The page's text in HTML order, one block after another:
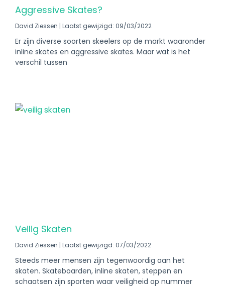
Aggressive Skates?
David Ziessen Laatst gewijzigd: 09/03/2022
Er zijn diverse soorten skeelers op de markt waaronder
inline skates en aggressive skates. Maar wat is het
verschil tussen
Veilig Skaten
David Ziessen Laatst gewijzigd: 07/03/2022
Steeds meer mensen zijn tegenwoordig aan het
skaten. Skateboarden, inline skaten, steppen en
schaatsen zijn sporten waar veiligheid op nummer